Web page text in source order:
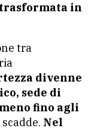
trasformata in
tra
divenne
sede di
fino agli
Nel